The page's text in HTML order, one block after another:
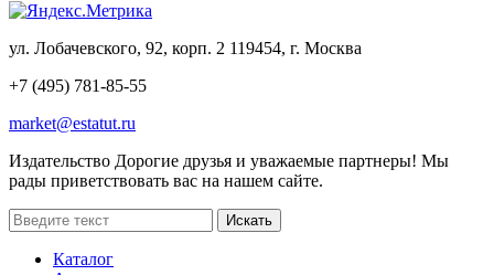
ул. Лобачевского, 92, корп. 2 119454, г. Москва
+7 (495) 781-85-55
market@estatut.ru
Издательство Дорогие друзья и уважаемые партнеры! Мы
рады приветствовать вас на нашем сайте.
Каталог